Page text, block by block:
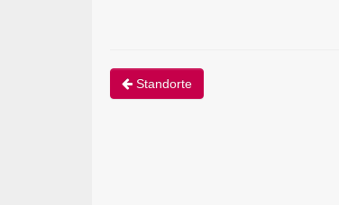
Standorte